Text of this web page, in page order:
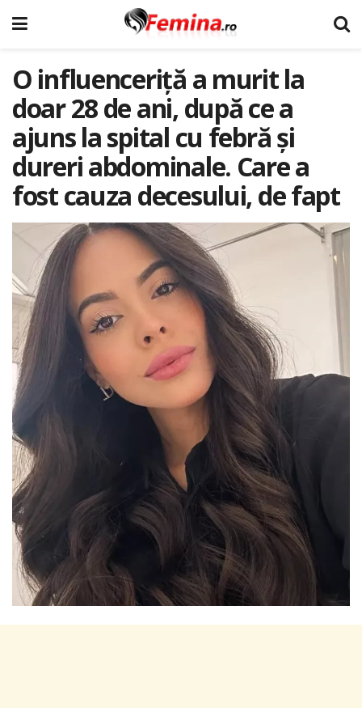
O influenceriță a murit la
doar 28 de ani, după ce a
ajuns la spital cu febră și
dureri abdominale. Care a
fost cauza decesului, de fapt